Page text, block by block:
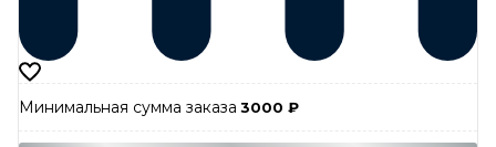
Минимальная сумма заказа 3000 ₽